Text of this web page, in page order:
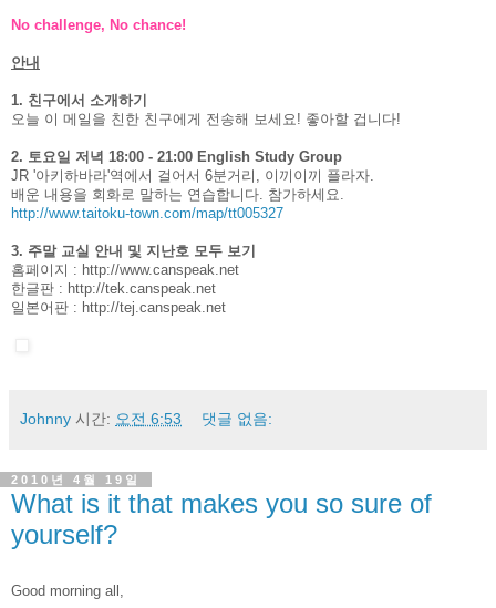
No challenge, No chance!
안내
1. 친구에서 소개하기
오늘 이 메일을 친한 친구에게 전송해 보세요! 좋아할 겁니다!
2. 토요일 저녁 18:00 - 21:00 English Study Group
JR '아키하바라'역에서 걸어서 6분거리, 이끼이끼 플라자.
배운 내용을 회화로 말하는 연습합니다. 참가하세요.
http://www.taitoku-town.com/map/tt005327
3. 주말 교실 안내 및 지난호 모두 보기
홈페이지 : http://www.canspeak.net
한글판 : http://tek.canspeak.net
일본어판 : http://tej.canspeak.net
Johnny 시간: 오전 6:53 댓글 없음:
2010년 4월 19일
What is it that makes you so sure of
yourself?
Good morning all,